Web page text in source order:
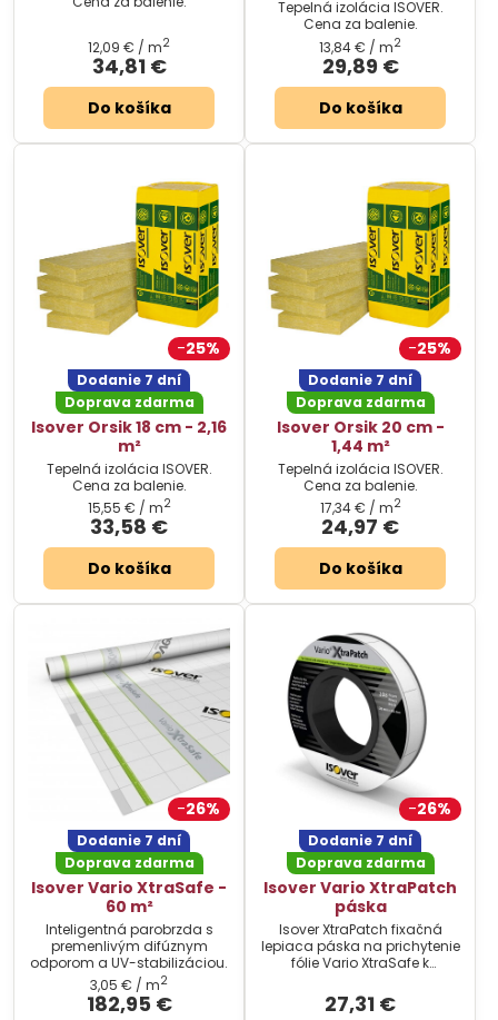
34,81 €
12,09 € / m2
Do košíka
Tepelná izolácia ISOVER.
Cena za balenie.
29,89 €
13,84 € / m2
Do košíka
25%
Dodanie 7 dní
Doprava zdarma
Isover Orsik 18 cm - 2,16
m²
Tepelná izolácia ISOVER.
Cena za balenie.
33,58 €
15,55 € / m2
Do košíka
25%
Dodanie 7 dní
Doprava zdarma
Isover Orsik 20 cm -
1,44 m²
Tepelná izolácia ISOVER.
Cena za balenie.
24,97 €
17,34 € / m2
Do košíka
26%
Dodanie 7 dní
Doprava zdarma
Isover Vario XtraSafe -
60 m²
Inteligentná parobrzda s
premenlivým difúznym
odporom a UV-stabilizáciou.
182,95 €
3,05 € / m2
26%
Dodanie 7 dní
Doprava zdarma
Isover Vario XtraPatch
páska
Isover XtraPatch fixačná
lepiaca páska na prichytenie
fólie Vario XtraSafe k
27,31 €